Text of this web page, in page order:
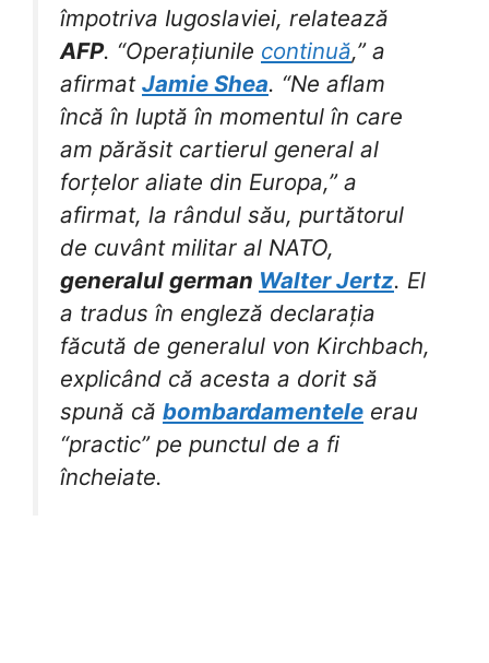
împotriva Iugoslaviei, relatează
AFP. “Operațiunile continuă,” a
afirmat Jamie Shea. “Ne aflam
încă în luptă în momentul în care
am părăsit cartierul general al
forțelor aliate din Europa,” a
afirmat, la rândul său, purtătorul
de cuvânt militar al NATO,
generalul german Walter Jertz. El
a tradus în engleză declarația
făcută de generalul von Kirchbach,
explicând că acesta a dorit să
spună că bombardamentele erau
“practic” pe punctul de a fi
încheiate.